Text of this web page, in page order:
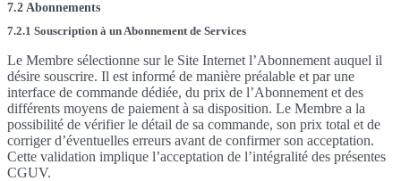
7.2 Abonnements
7.2.1 Souscription à un Abonnement de Services
Le Membre sélectionne sur le Site Internet l’Abonnement auquel il
désire souscrire. Il est informé de manière préalable et par une
interface de commande dédiée, du prix de l’Abonnement et des
différents moyens de paiement à sa disposition. Le Membre a la
possibilité de vérifier le détail de sa commande, son prix total et de
corriger d’éventuelles erreurs avant de confirmer son acceptation.
Cette validation implique l’acceptation de l’intégralité des présentes
CGUV.